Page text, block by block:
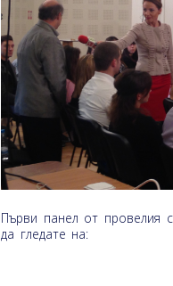
Първи панел от
да гледате на: